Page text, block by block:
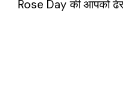
Rose Day की आपको ढेर